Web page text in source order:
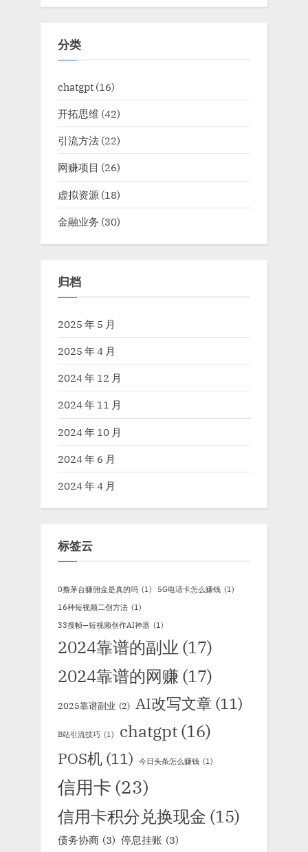
分类
chatgpt (16)
开拓思维 (42)
引流方法 (22)
网赚项目 (26)
虚拟资源 (18)
金融业务 (30)
归档
2025 年 5 月
2025 年 4 月
2024 年 12 月
2024 年 11 月
2024 年 10 月
2024 年 6 月
2024 年 4 月
标签云
0撸茅台赚佣金是真的吗 (1) 5G电话卡怎么赚钱 (1)
16种短视频二创方法 (1)
33搜帧—短视频创作AI神器 (1)
2024靠谱的副业 (17)
2024靠谱的网赚 (17)
2025靠谱副业 (2) AI改写文章 (11)
B站引流技巧 (1) chatgpt(16)
POS机 (11) 今日头条怎么赚钱 (1)
信用卡 (23)
信用卡积分兑换现金 (15)
债务协商 (3) 停息挂账 (3)